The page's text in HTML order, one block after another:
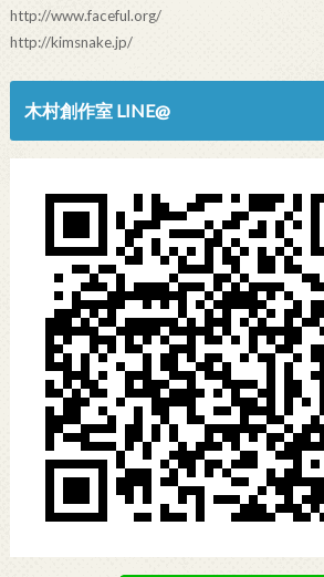
http://www.faceful.org/
http://kimsnake.jp/
木村創作室 LINE@